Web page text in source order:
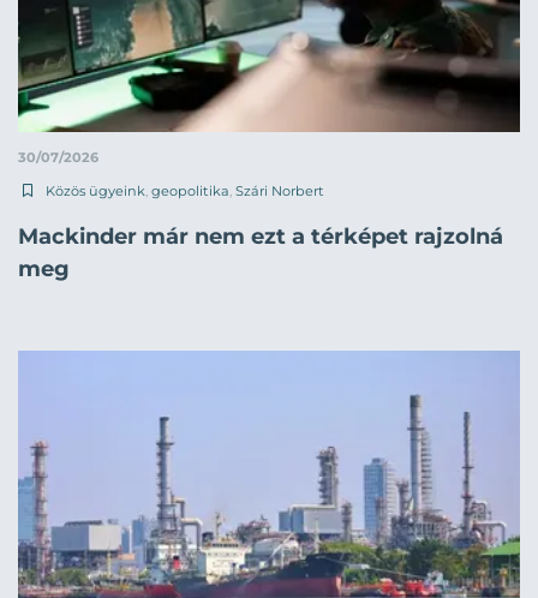
30/07/2026
Közös ügyeink, geopolitika, Szári Norbert
Mackinder már nem ezt a térképet rajzolná
meg